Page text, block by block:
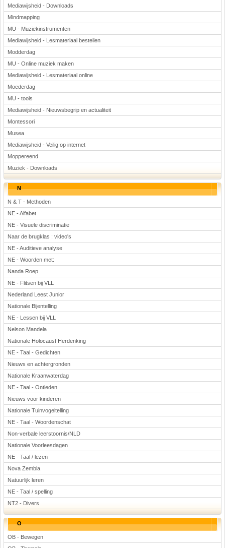
Mediawijsheid - Downloads
Mindmapping
MU - Muziekinstrumenten
Mediawijsheid - Lesmateriaal bestellen
Modderdag
MU - Online muziek maken
Mediawijsheid - Lesmateriaal online
Moederdag
MU - tools
Mediawijsheid - Nieuwsbegrip en actualiteit
Montessori
Musea
Mediawijsheid - Veilig op internet
Moppereend
Muziek - Downloads
N
N & T - Methoden
NE - Alfabet
NE - Visuele discriminatie
Naar de brugklas : video's
NE - Auditieve analyse
NE - Woorden met:
Nanda Roep
NE - Flitsen bij VLL
Nederland Leest Junior
Nationale Bijentelling
NE - Lessen bij VLL
Nelson Mandela
Nationale Holocaust Herdenking
NE - Taal - Gedichten
Nieuws en achtergronden
Nationale Kraanwaterdag
NE - Taal - Ontleden
Nieuws voor kinderen
Nationale Tuinvogeltelling
NE - Taal - Woordenschat
Non-verbale leerstoornis/NLD
Nationale Voorleesdagen
NE - Taal / lezen
Nova Zembla
Natuurlijk leren
NE - Taal / spelling
NT2 - Divers
O
OB - Bewegen